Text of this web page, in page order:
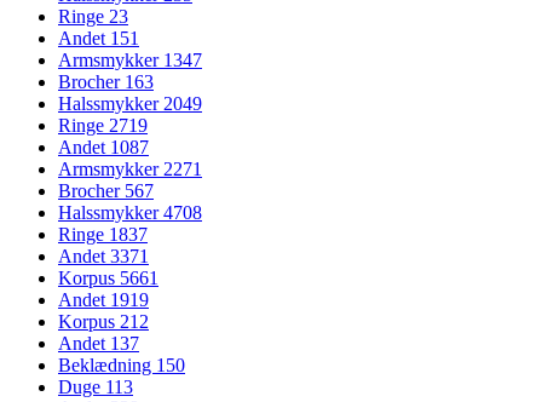
Ringe 23
Andet 151
Armsmykker 1347
Brocher 163
Halssmykker 2049
Ringe 2719
Andet 1087
Armsmykker 2271
Brocher 567
Halssmykker4708
Ringe 1837
Andet 3371
Korpus 5661
Andet 1919
Korpus 212
Andet 137
Beklædning 150
Duge 113